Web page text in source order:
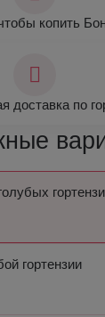
копить
доставка по
гортензии